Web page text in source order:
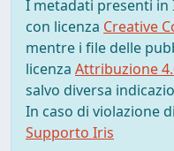
I metadati presenti in
con licenza Creative
mentre i file delle
licenza Attribuzione
salvo diversa
In caso di violazione
Supporto Iris